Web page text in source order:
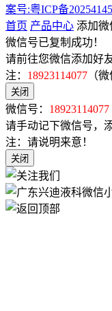
案号:粤ICP备
首页 产品中心 添加微
微信号已复制成功！
请前往您微信添加好友
注： 18923114077 （
关闭
微信号： 18923114077
请手动记下微信号，
注：请说明来意！
关闭